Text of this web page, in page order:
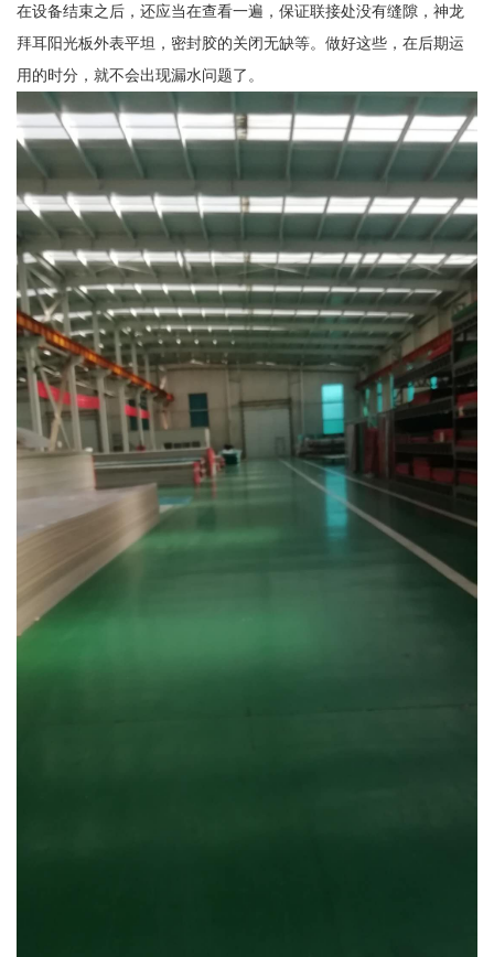
在设备结束之后，还应当在查看一遍，保证联接处没有缝隙，神龙
拜耳阳光板外表平坦，密封胶的关闭无缺等。做好这些，在后期运
用的时分，就不会出现漏水问题了。